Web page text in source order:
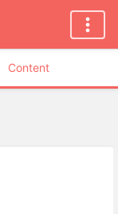
Content